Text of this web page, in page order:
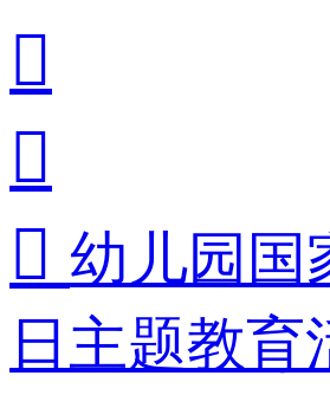


 幼儿园国
日主题教育